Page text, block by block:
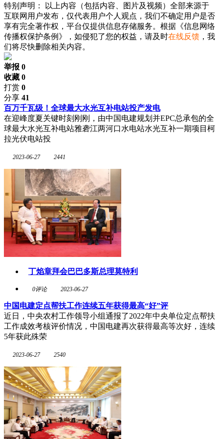
特别声明：
以上内容（包括内容、图片及视频）全部来源于
互联网用户发布，仅代表用户个人观点，我们不确定用户是否
享有完全著作权，平台仅提供信息存储服务。根据《信息网络
传播权保护条例》，如侵犯了您的权益，请及时在线反馈 ，我
们将尽快删除相关内容。
举报 0
收藏 0
打赏 0
分享 41
百万千瓦级！全球最大水光互补电站投产发电
在迎峰度夏关键时刻刚刚，由中国电建规划并EPC总承包的全
球最大水光互补电站雅砻江两河口水电站水光互补一期项目柯
拉光伏电站投
2023-06-27 2441
丁焰章拜会巴巴多斯总理莫特利
0评论 2023-06-27
中国电建定点帮扶工作连续五年获得最高“好”评
近日，中央农村工作领导小组通报了2022年中央单位定点帮扶
工作成效考核评价情况，中国电建再次获得最高等次好，连续
5年获此殊荣
2023-06-27 2540